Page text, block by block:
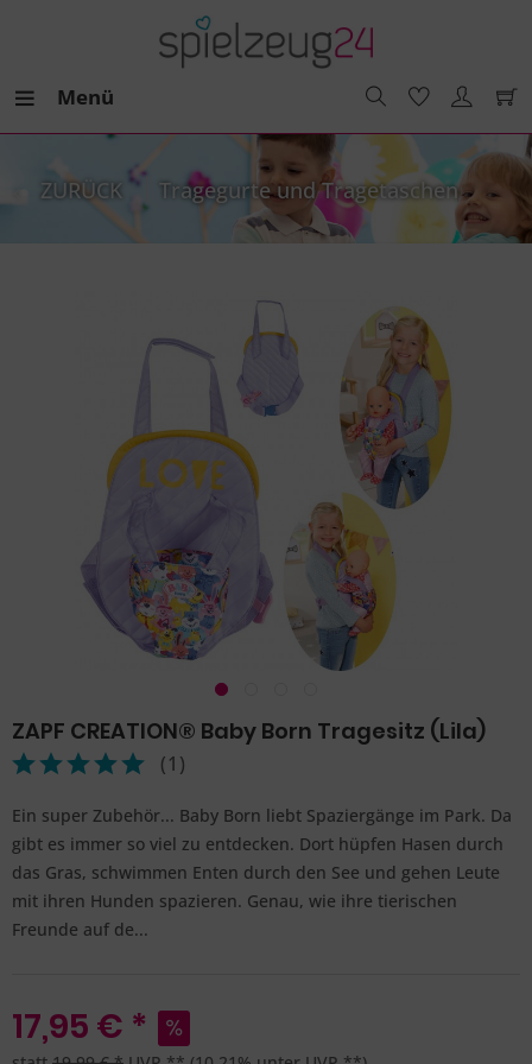
Menü
ZURÜCK Tragegurte und Tragetaschen
ZAPF CREATION® Baby Born Tragesitz (Lila)
(1 )
Ein super Zubehör... Baby Born liebt Spaziergänge im Park. Da
gibt es immer so viel zu entdecken. Dort hüpfen Hasen durch
das Gras, schwimmen Enten durch den See und gehen Leute
mit ihren Hunden spazieren. Genau, wie ihre tierischen
Freunde auf de...
17,95 € *